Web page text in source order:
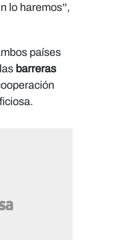
lo haremos”,
países
barreras